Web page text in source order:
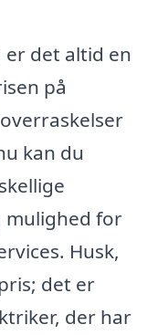
det altid en
på
kan du
mulighed for
Husk,
det er
der har